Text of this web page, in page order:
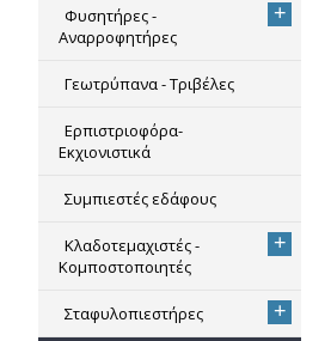
Φυσητήρες -
Αναρροφητήρες
+
Γεωτρύπανα - Τριβέλες
Ερπιστριοφόρα-
Εκχιονιστικά
Συμπιεστές εδάφους
Κλαδοτεμαχιστές -
Κομποστοποιητές
+
Σταφυλοπιεστήρες +